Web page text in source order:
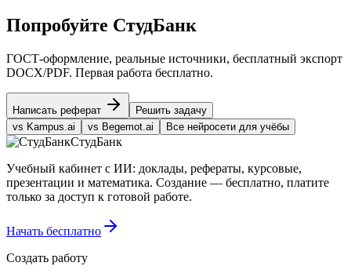
Попробуйте СтудБанк
ГОСТ-оформление, реальные источники, бесплатный экспорт
DOCX/PDF. Первая работа бесплатно.
Написать реферат
Решить задачу
vs Kampus.ai
vs Begemot.ai Все нейросети для учёбы
СтудБанк
Учебный кабинет с ИИ: доклады, рефераты, курсовые,
презентации и математика. Создание — бесплатно, платите
только за доступ к готовой работе.
Начать бесплатно
Создать работу